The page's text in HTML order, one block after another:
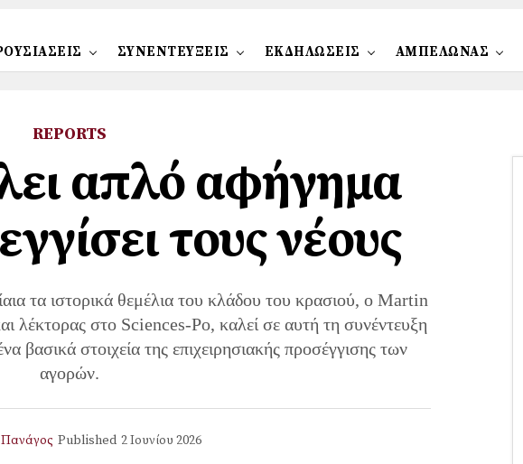
ΣΥΝΕΝΤΕΥΞΕΙΣ ΕΚΔΗΛΩΣΕΙΣ ΑΜΠΕΛΩΝΑΣ
REPORTS
απλό αφήγημα
τους νέους
τα ιστορικά θεμέλια του κλάδου του κρασιού, ο Martin
λέκτορας στο Sciences-Po, καλεί σε αυτή τη συνέντευξη
βασικά στοιχεία της επιχειρησιακής προσέγγισης των
αγορών.
Published 2 Ιουνίου 2026